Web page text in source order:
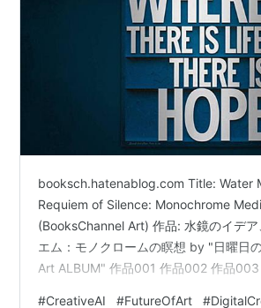
booksch.hatenablog.com Title: Water
Requiem of Silence: Monochrome
(BooksChannel Art) 作品: 水鏡のイデア
エム：モノクロームの瞑想 by "日曜日
Art ALBUM" 作品001 作品002 作品
#CreativeAI #FutureOfArt #